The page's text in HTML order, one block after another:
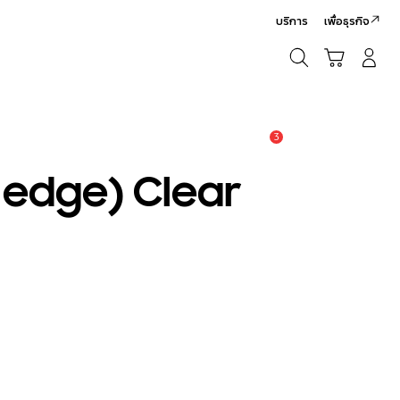
บริการ เพื่อธุรกิจ
3
edge) Clear